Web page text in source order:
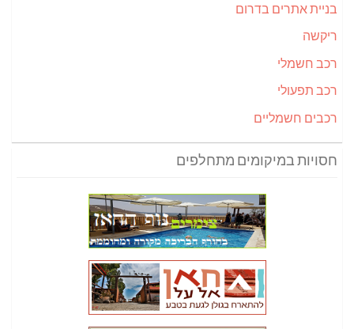
בניית אתרים בדרום
ריקשה
רכב חשמלי
רכב תפעולי
רכבים חשמליים
חסויות במיקומים מתחלפים